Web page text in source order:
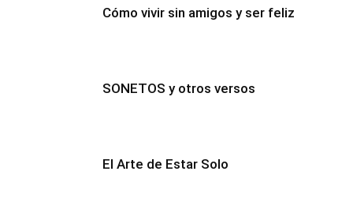
Cómo vivir sin amigos y ser feliz
SONETOS y otros versos
El Arte de Estar Solo